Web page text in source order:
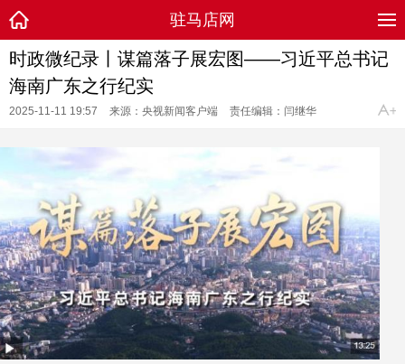
驻马店网
时政微纪录丨谋篇落子展宏图——习近平总书记
海南广东之行纪实
2025-11-11 19:57 来源：央视新闻客户端 责任编辑：闫继华